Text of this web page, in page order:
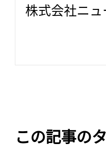
株式会社ニ
この記事の